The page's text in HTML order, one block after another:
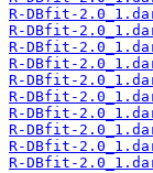
R-DBfit-
R-DBfit-
R-DBfit-
R-DBfit-
R-DBfit-
R-DBfit-
R-DBfit-
R-DBfit-
R-DBfit-
R-DBfit-